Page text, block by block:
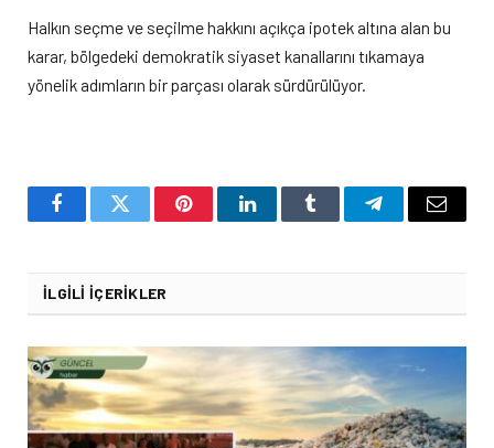
Halkın seçme ve seçilme hakkını açıkça ipotek altına alan bu
karar, bölgedeki demokratik siyaset kanallarını tıkamaya
yönelik adımların bir parçası olarak sürdürülüyor.
FacebookTwitter PinterestLinkedInTumblr TelegramEmail
İLGILI İÇERIKLER